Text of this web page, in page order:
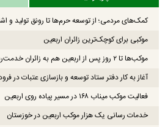
کمک‌های مردمی؛ از توسعه حرم‌ها تا رونق تولید و
موکبی برای کوچک‌ترین زائران اربعین
موکب‌ها تا ۲ روز پس از اربعین هم به زائران خدمت‌رسانی می‌کنند
آغاز به کار دفتر ستاد توسعه و بازسازی عتبات در
فعالیت موکب میناب ۱۶۸ در مسیر پیاده روی اربعین
خدمات رسانی یک هزار موکب اربعین در خوزستان